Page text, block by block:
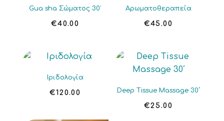
Gua sha Σώματος 30′
€40.00
Αρωματοθεραπεία
€45.00
Ιριδολογία
€120.00 Deep Tissue Massage 30΄
€25.00